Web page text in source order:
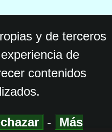
y de terceros
de
contenidos
- Más